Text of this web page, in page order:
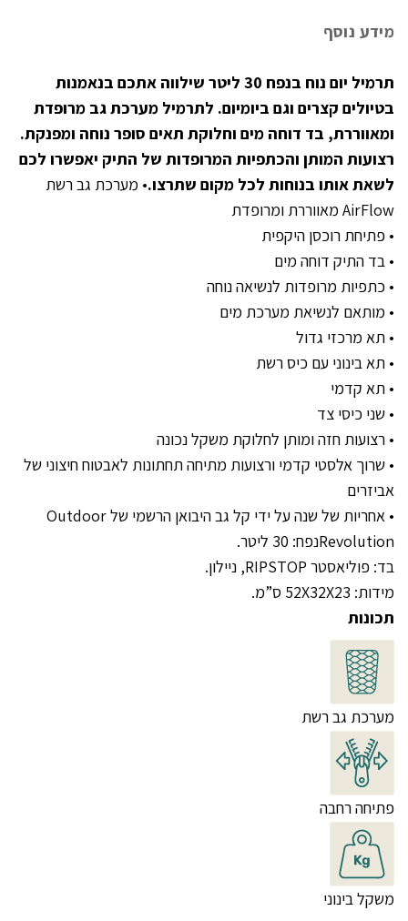
מידע נוסף
תרמיל יום נוח בנפח 30 ליטר שילווה אתכם בנאמנות
בטיולים קצרים וגם ביומיום. לתרמיל מערכת גב מרופדת
ומאווררת, בד דוחה מים וחלוקת תאים סופר נוחה ומפנקת.
רצועות המותן והכתפיות המרופדות של התיק יאפשרו לכם
לשאת אותו בנוחות לכל מקום שתרצו.• מערכת גב רשת
AirFlow מאווררת ומרופדת
• פתיחת רוכסן היקפית
• בד התיק דוחה מים
• כתפיות מרופדות לנשיאה נוחה
• מותאם לנשיאת מערכת מים
• תא מרכזי גדול
• תא בינוני עם כיס רשת
• תא קדמי
• שני כיסי צד
• רצועות חזה ומותן לחלוקת משקל נכונה
• שרוך אלסטי קדמי ורצועות מתיחה תחתונות לאבטוח חיצוני של
אביזרים
• אחריות של שנה על ידי קל גב היבואן הרשמי של Outdoor
Revolutionנפח: 30 ליטר.
בד: פוליאסטר RIPSTOP, ניילון.
מידות: 52X32X23 ס”מ.
תכונות
מערכת גב רשת
פתיחה רחבה
משקל בינוני